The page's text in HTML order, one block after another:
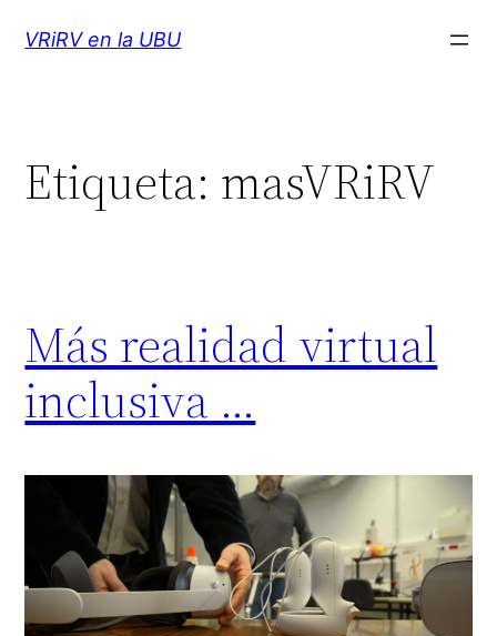
VRiRV en la UBU
Etiqueta: masVRiRV
Más realidad virtual
inclusiva …